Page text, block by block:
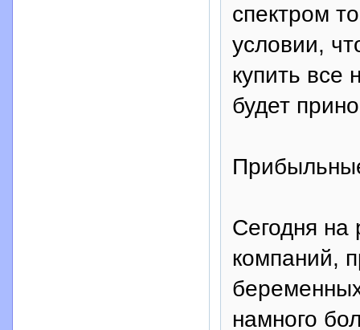
спектром
условии,
купить все
будет
Сегодня на
компаний,
намного